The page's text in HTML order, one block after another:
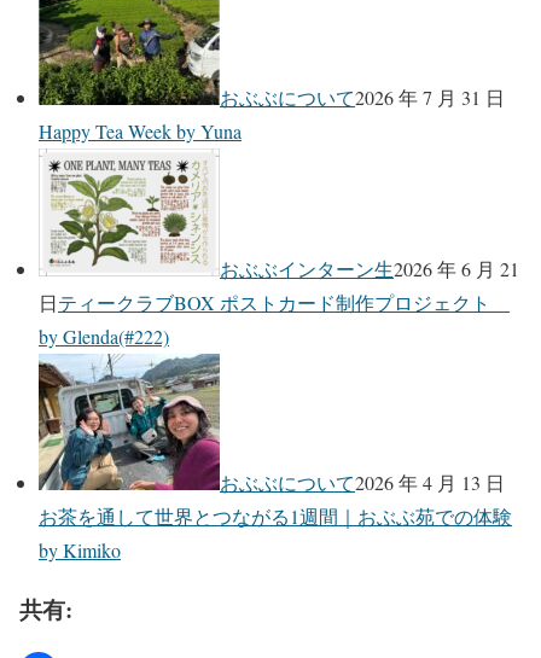
おぶぶについて2026 年 7 月 31 日
Happy Tea Week by Yuna
おぶぶインターン生2026 年 6 月 21
日ティークラブBOX ポストカード制作プロジェクト
by Glenda(#222)
おぶぶについて2026 年 4 月 13 日
お茶を通して世界とつながる1週間｜おぶぶ苑での体験
by Kimiko
共有: